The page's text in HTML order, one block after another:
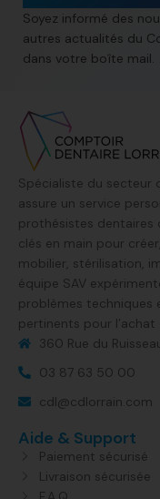
Soyez informé des
autres actualités du
dans votre boîte mail.
Spécialiste du secteur
assure un service
prothésistes dentaires
clés en main pour
mobilier, stérilisation,
équipe SAV
problèmes techniques
pertinents pour
360 Rue du
03 87 63 50 00
cdl@cdlorrain.com
Aide & Support
Paiement sécurisé
Livraison sécurisée